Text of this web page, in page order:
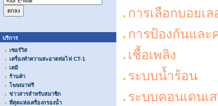
บริการ
เซอร์วิส
เครื่องทำความสะอาดท่อไฟ CT-1
เคมี
ร้านค้า
โฆษณาฟรี
ข่าวสารสำหรับสมาชิก
ที่สุดแห่งเครื่องกรองน้ำ
การเลือกบอยเ
การป้องกันและ
เชื้อเพลิง
ระบบน้ำร้อน
ระบบคอนเดนเ